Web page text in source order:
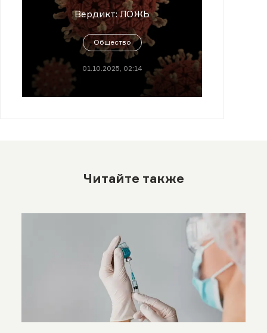
бесплодными?
Вердикт: ЛОЖЬ
Общество
01.10.2025, 02:14
Читайте также